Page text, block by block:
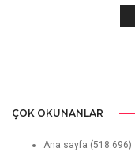
ÇOK OKUNANLAR
Ana sayfa (518.696)